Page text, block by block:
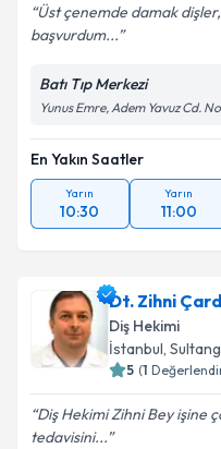
Üst çenemde damak
başvurdum...
Batı Tıp Merkezi
Yunus Emre, Adem Yavuz Cd.
En Yakın Saatler
Yarın
10:30
Yarın
11:00
Dt. Zihni
Diş Hekimi
İstanbul,
5 (1
Diş Hekimi Zihni Bey işine
tedavisini...